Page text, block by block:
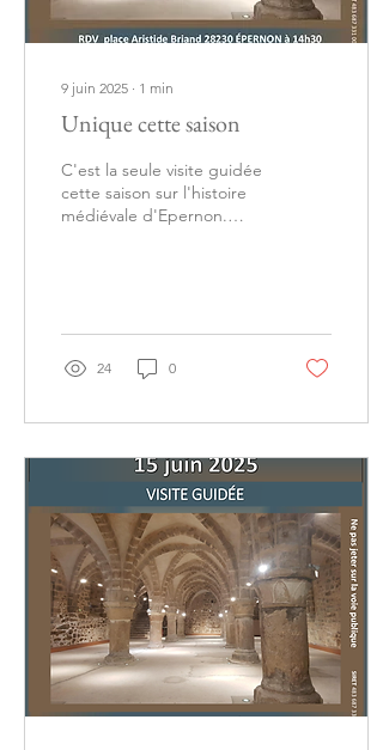
9 juin 2025 ∙ 1 min
Unique cette saison
C'est la seule visite guidée
cette saison sur l'histoire
médiévale d'Epernon.
24 0